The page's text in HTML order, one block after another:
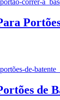
de